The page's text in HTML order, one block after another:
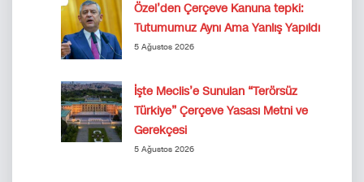
Özel’den Çerçeve Kanuna tepki:
Tutumumuz Aynı Ama Yanlış Yapıldı
5 Ağustos 2026
İşte Meclis’e Sunulan “Terörsüz
Türkiye” Çerçeve Yasası Metni ve
Gerekçesi
5 Ağustos 2026